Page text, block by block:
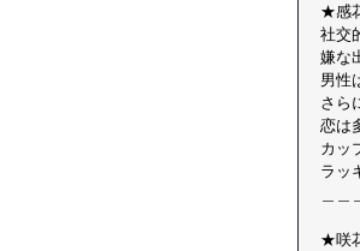
★感
社交
嫌な
男性
さら
恋は
カッ
ラッ
★咲